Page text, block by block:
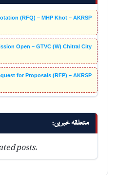
(RFQ) – MHP Khot – AKRSP
Open – GTVC (W) Chitral City
for Proposals (RFP) – AKRSP
متعلقہ خبریں:
posts.